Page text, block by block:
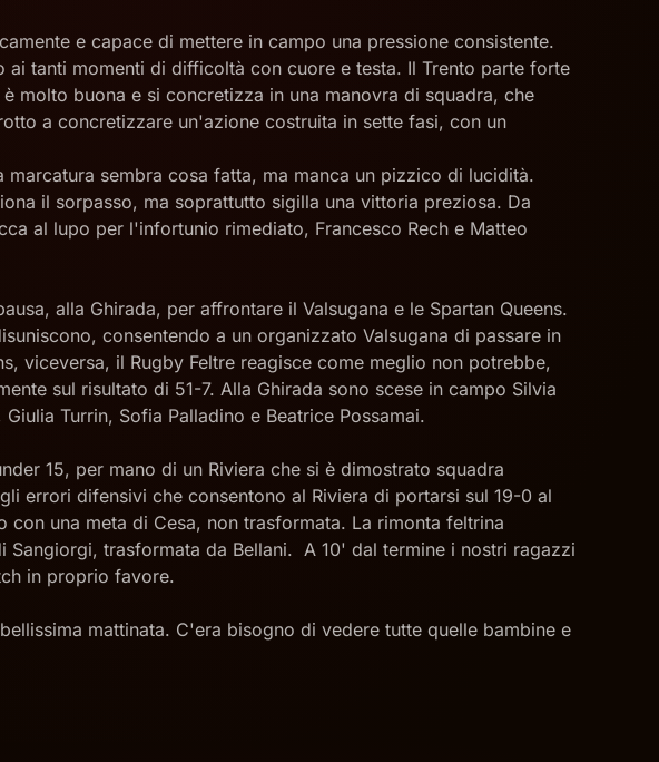
e capace di mettere in campo una pressione consistente.
tanti momenti di difficoltà con cuore e testa. Il Trento parte forte
molto buona e si concretizza in una manovra di squadra, che
a concretizzare un'azione costruita in sette fasi, con un
sembra cosa fatta, ma manca un pizzico di lucidità.
il sorpasso, ma soprattutto sigilla una vittoria preziosa. Da
al lupo per l'infortunio rimediato, Francesco Rech e Matteo
alla Ghirada, per affrontare il Valsugana e le Spartan Queens.
consentendo a un organizzato Valsugana di passare in
viceversa, il Rugby Feltre reagisce come meglio non potrebbe,
sul risultato di 51-7. Alla Ghirada sono scese in campo Silvia
Turrin, Sofia Palladino e Beatrice Possamai.
15, per mano di un Riviera che si è dimostrato squadra
errori difensivi che consentono al Riviera di portarsi sul 19-0 al
una meta di Cesa, non trasformata. La rimonta feltrina
Sangiorgi, trasformata da Bellani. A 10' dal termine i nostri ragazzi
in proprio favore.
mattinata. C'era bisogno di vedere tutte quelle bambine e